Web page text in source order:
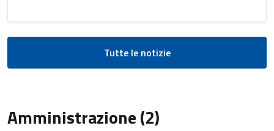
Tutte le notizie
Amministrazione (2)